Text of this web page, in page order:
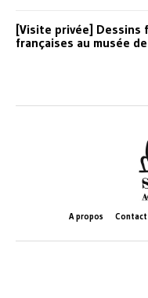
[Visite privée] Dessins
françaises au musée
A propos Contact